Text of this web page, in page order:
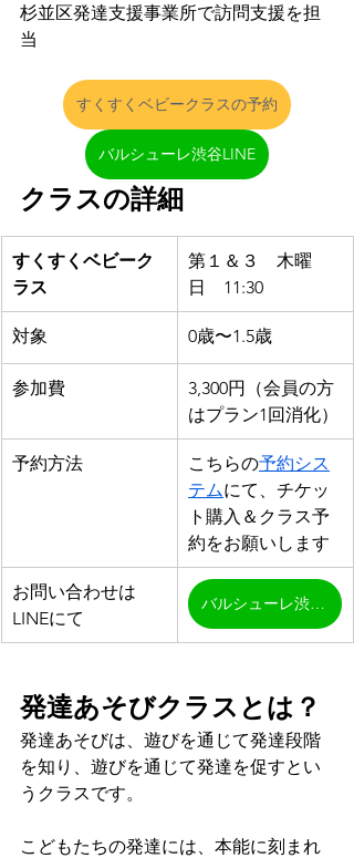
杉並区発達支援事業所で訪問支援を担
当
すくすくベビークラスの予約
バルシューレ渋谷LINE
クラスの詳細
すくすくベビーク
ラス
第１＆３　木曜
日　11:30
対象 0歳〜1.5歳
参加費
3,300円（会員の方
はプラン1回消化）
予約方法 こちらの予約シス
テムにて、チケッ
ト購入＆クラス予
約をお願いします
お問い合わせは
LINEにて
バルシューレ渋谷LINE
発達あそびクラスとは？
発達あそびは、遊びを通じて発達段階
を知り、遊びを通じて発達を促すとい
うクラスです。
こどもたちの発達には、本能に刻まれ